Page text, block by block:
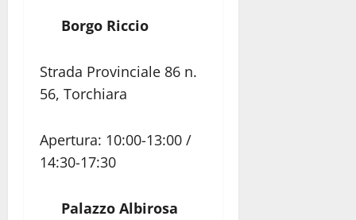
Borgo Riccio
Strada Provinciale 86 n.
56, Torchiara
Apertura: 10:00-13:00 /
14:30-17:30
Palazzo Albirosa